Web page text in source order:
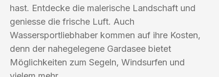
hast. Entdecke die malerische Landschaft und
geniesse die frische Luft. Auch
Wassersportliebhaber kommen auf ihre Kosten,
denn der nahegelegene Gardasee bietet
Möglichkeiten zum Segeln, Windsurfen und